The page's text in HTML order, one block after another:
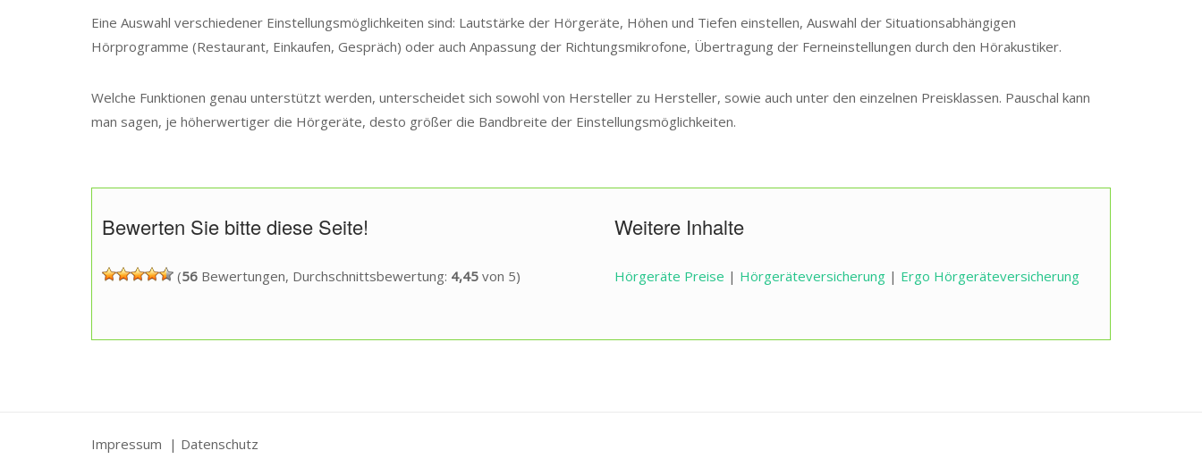
Eine Auswahl verschiedener Einstellungsmöglichkeiten sind: Lautstärke der Hörgeräte, Höhen und Tiefen einstellen, Auswahl der Situationsabhängigen
Hörprogramme (Restaurant, Einkaufen, Gespräch) oder auch Anpassung der Richtungsmikrofone, Übertragung der Ferneinstellungen durch den Hörakustiker.
Welche Funktionen genau unterstützt werden, unterscheidet sich sowohl von Hersteller zu Hersteller, sowie auch unter den einzelnen Preisklassen. Pauschal kann
man sagen, je höherwertiger die Hörgeräte, desto größer die Bandbreite der Einstellungsmöglichkeiten.
Bewerten Sie bitte diese Seite!
(56 Bewertungen, Durchschnittsbewertung: 4,45 von 5)
Weitere Inhalte
Hörgeräte Preise | Hörgeräteversicherung | Ergo Hörgeräteversicherung
Impressum | Datenschutz